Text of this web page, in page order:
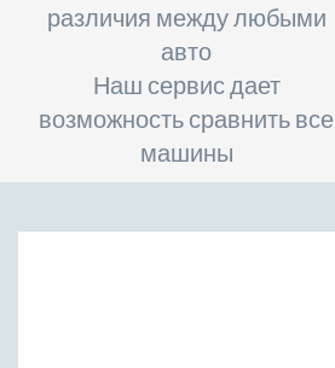
различия между любыми
авто
Наш сервис дает
возможность сравнить все
машины